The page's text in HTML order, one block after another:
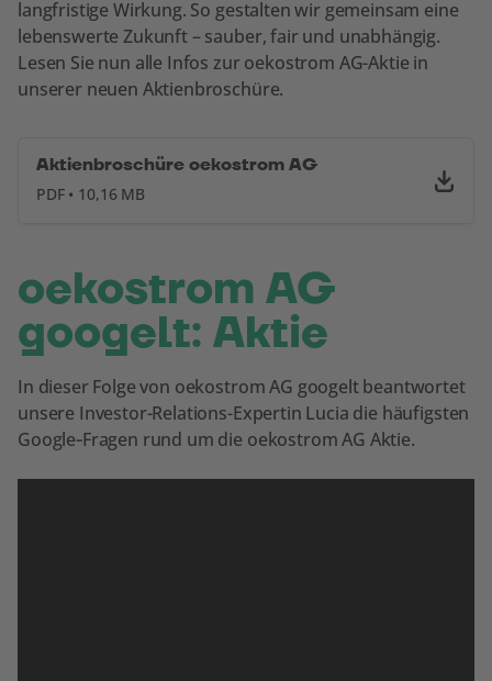
langfristige Wirkung. So gestalten wir gemeinsam eine
lebenswerte Zukunft – sauber, fair und unabhängig.
Lesen Sie nun alle Infos zur oekostrom AG-Aktie in
unserer neuen Aktienbroschüre.
Aktienbroschüre oekostrom AG
PDF • 10,16 MB
oekostrom AG
googelt: Aktie
In dieser Folge von oekostrom AG googelt beantwortet
unsere Investor-Relations-Expertin Lucia die häufigsten
Google‑Fragen rund um die oekostrom AG Aktie.